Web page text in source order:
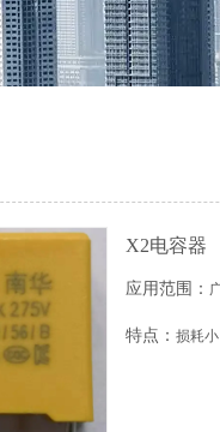
X2电容器
应用范围：
特点： 损耗